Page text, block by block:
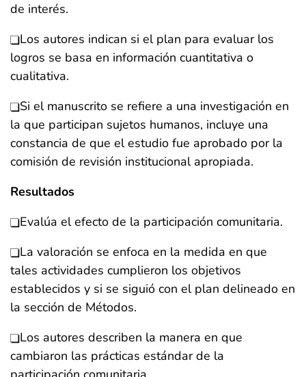
de interés.
Los autores indican si el plan para evaluar los
logros se basa en información cuantitativa o
cualitativa.
Si el manuscrito se refiere a una investigación en
la que participan sujetos humanos, incluye una
constancia de que el estudio fue aprobado por la
comisión de revisión institucional apropiada.
Resultados
Evalúa el efecto de la participación comunitaria.
La valoración se enfoca en la medida en que
tales actividades cumplieron los objetivos
establecidos y si se siguió con el plan delineado en
la sección de Métodos.
Los autores describen la manera en que
cambiaron las prácticas estándar de la